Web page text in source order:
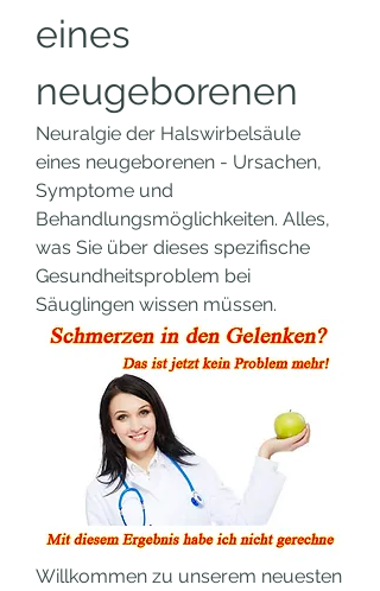
eines
neugeborenen
Neuralgie der Halswirbelsäule
eines neugeborenen - Ursachen,
Symptome und
Behandlungsmöglichkeiten. Alles,
was Sie über dieses spezifische
Gesundheitsproblem bei
Säuglingen wissen müssen.
Willkommen zu unserem neuesten